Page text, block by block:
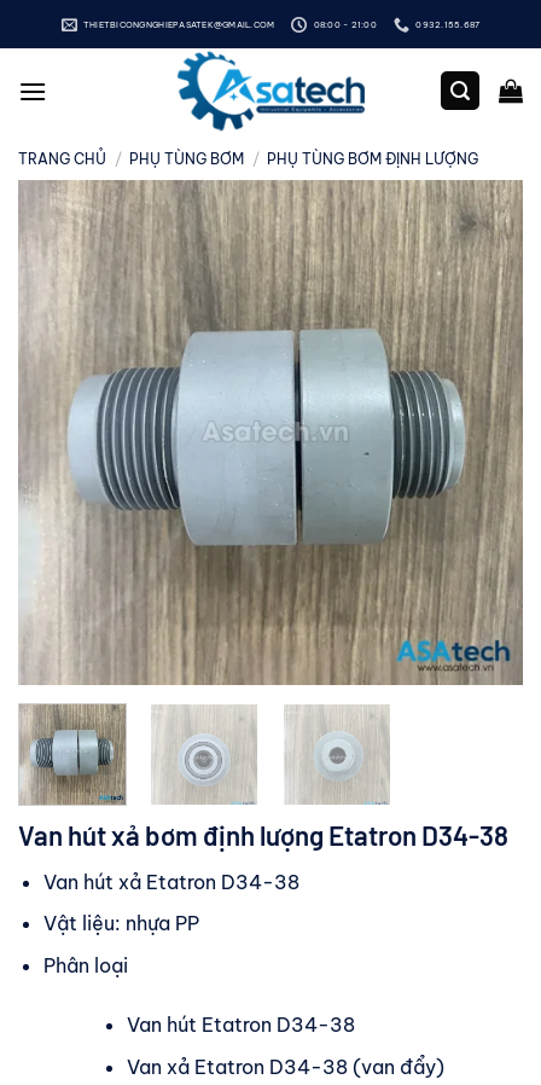
qua
dung
THIETBICONGNGHIEPASATEK@GMAIL.COM 08:00 - 21:00 0932.155.687
TRANG CHỦ / PHỤ TÙNG BƠM / PHỤ TÙNG BƠM ĐỊNH LƯỢNG
Van hút xả bơm định lượng Etatron D34-38
Van hút xả Etatron D34-38
Vật liệu: nhựa PP
Phân loại
Van hút Etatron D34-38
Van xả Etatron D34-38 (van đẩy)